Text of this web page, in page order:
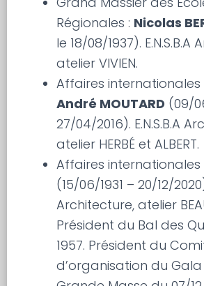
Régionales : Nicolas
le 18/08/1937). E.N.S.B.A
atelier VIVIEN.
Affaires internationales
André MOUTARD (09/
27/04/2016). E.N.S.B.A
atelier HERBÉ et ALBERT.
Affaires internationales
(15/06/1931 – 20/12/
Architecture, atelier
Président du Bal des
1957. Président du
d’organisation du